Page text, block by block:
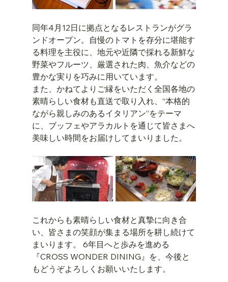
同年4月12日に拠点となるレストランがグラ
ンドオープン。自慢のトマトを存分に堪能す
る料理を主役に、地元や近隣で採れる新鮮な
野菜やフルーツ、厳選された肉、魚介などの
豊かな実りを巧みに用いています。
また、かねてよりご縁をいただく全国各地の
素晴らしい食材も直送で取り入れ、“本格的
ながら親しみのあるイタリアン”をテーマ
に、ブッフェやアラカルトを通じて皆さまへ
美味しい時間をお届けしてまいりました。
これからも素晴らしい食材と真摯に向き合
い、皆さまの笑顔が集まる場所を耕し続けて
まいります。 6年目へと歩みを進める
『CROSS WONDER DINING』を、今後と
もどうぞよろしくお願いいたします。